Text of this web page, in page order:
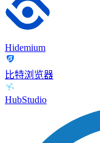
Hidemium
比特浏览器
HubStudio